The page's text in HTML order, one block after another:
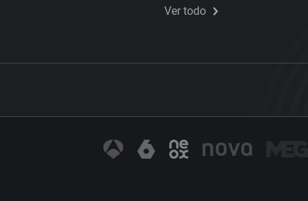
Ver todo